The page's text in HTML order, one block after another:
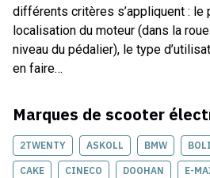
différents critères s’appliquent : le
localisation du moteur (dans la
niveau du pédalier), le type
en faire…
Marques de scooter
2TWENTY ASKOLL BMW
CAKE CINECO DOOHAN E-